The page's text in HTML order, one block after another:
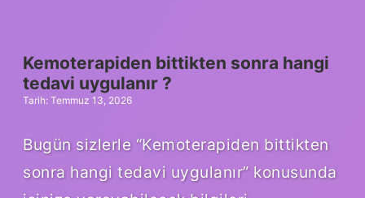
Kemoterapiden bittikten sonra hangi
tedavi uygulanır ?
Tarih: Temmuz 13, 2026
Bugün sizlerle “Kemoterapiden bittikten
sonra hangi tedavi uygulanır” konusunda